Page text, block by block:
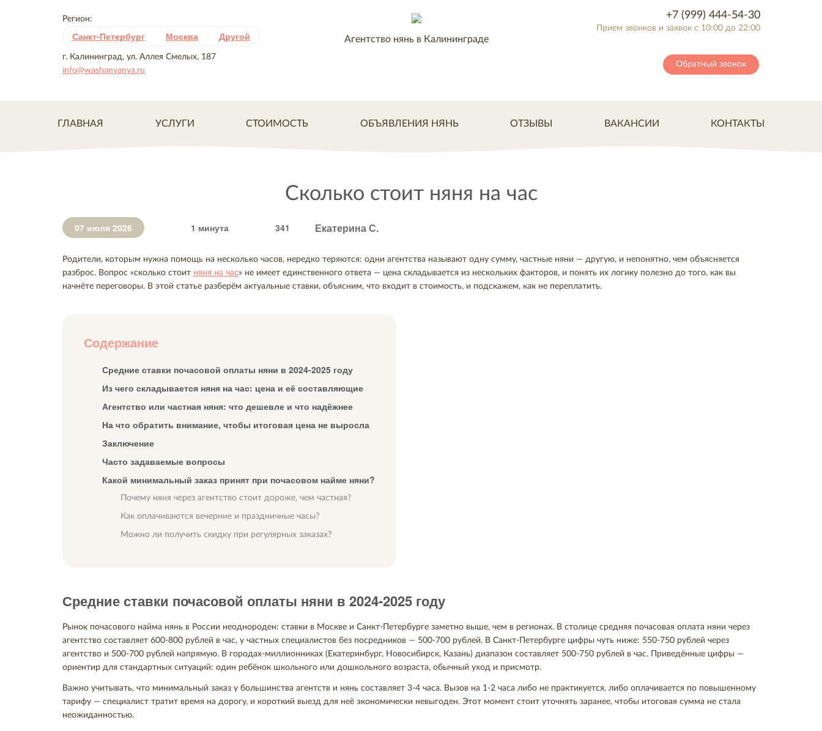
г. Калининград, ул. Аллея Смелых, 187
info@washanyanya.ru
Агентство нянь в Калининграде
+7 (999) 444-54-30
Прием звонков и заявок с 10:00 до 22:00
Обратный звонок
Регион:
Санкт-Петербург Москва Другой
ГЛАВНАЯ УСЛУГИ СТОИМОСТЬ ОБЪЯВЛЕНИЯ НЯНЬ ОТЗЫВЫ ВАКАНСИИ КОНТАКТЫ
Сколько стоит няня на час
07 июля 2026 1 минута 341 Екатерина С.
Родители, которым нужна помощь на несколько часов, нередко теряются: одни агентства называют одну сумму, частные няни — другую, и непонятно, чем объясняется
разброс. Вопрос «сколько стоит няня на час» не имеет единственного ответа — цена складывается из нескольких факторов, и понять их логику полезно до того, как вы
начнёте переговоры. В этой статье разберём актуальные ставки, объясним, что входит в стоимость, и подскажем, как не переплатить.
Содержание
Средние ставки почасовой оплаты няни в 2024-2025 году
Из чего складывается няня на час: цена и её составляющие
Агентство или частная няня: что дешевле и что надёжнее
На что обратить внимание, чтобы итоговая цена не выросла
Заключение
Часто задаваемые вопросы
Какой минимальный заказ принят при почасовом найме няни?
Почему няня через агентство стоит дороже, чем частная?
Как оплачиваются вечерние и праздничные часы?
Можно ли получить скидку при регулярных заказах?
Средние ставки почасовой оплаты няни в 2024-2025 году
Рынок почасового найма нянь в России неоднороден: ставки в Москве и Санкт-Петербурге заметно выше, чем в регионах. В столице средняя почасовая оплата няни через
агентство составляет 600-800 рублей в час, у частных специалистов без посредников — 500-700 рублей. В Санкт-Петербурге цифры чуть ниже: 550-750 рублей через
агентство и 500-700 рублей напрямую. В городах-миллионниках (Екатеринбург, Новосибирск, Казань) диапазон составляет 500-750 рублей в час. Приведённые цифры —
ориентир для стандартных ситуаций: один ребёнок школьного или дошкольного возраста, обычный уход и присмотр.
Важно учитывать, что минимальный заказ у большинства агентств и нянь составляет 3-4 часа. Вызов на 1-2 часа либо не практикуется, либо оплачивается по повышенному
тарифу — специалист тратит время на дорогу, и короткий выезд для неё экономически невыгоден. Этот момент стоит уточнять заранее, чтобы итоговая сумма не стала
неожиданностью.